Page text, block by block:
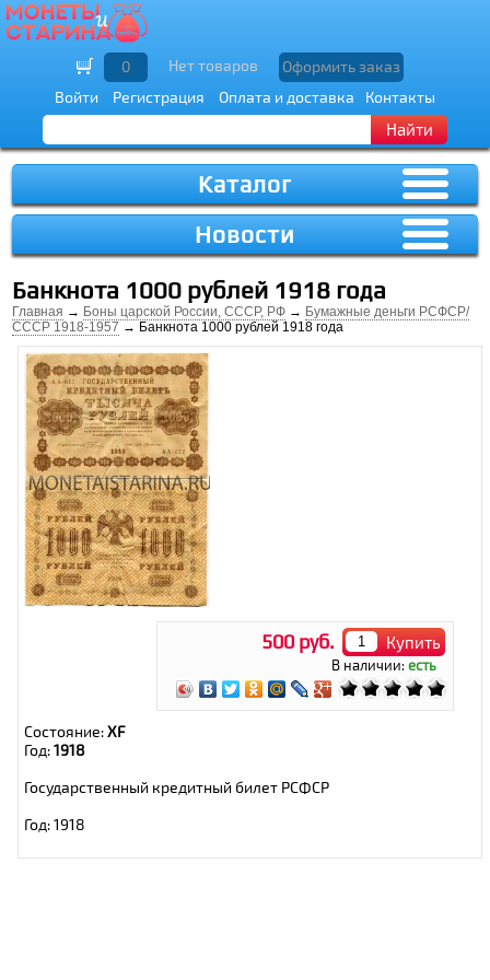
Войти Регистрация Оплата и доставка Контакты
Найти
0 Нет товаров Оформить заказ
Каталог
Новости
Банкнота 1000 рублей 1918 года
Главная → Боны царской России, СССР, РФ → Бумажные деньги РСФСР/
СССР 1918-1957 → Банкнота 1000 рублей 1918 года
500 руб. Купить
В наличии:есть
Состояние:XF
Год:1918
Государственный кредитный билет РСФСР
Год: 1918